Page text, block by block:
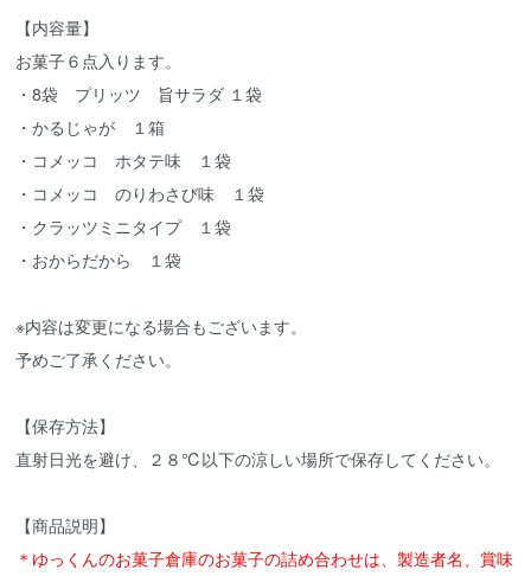
【内容量】
お菓子６点入ります。
・8袋 プリッツ 旨サラダ １袋
・かるじゃが １箱
・コメッコ ホタテ味 １袋
・コメッコ のりわさび味 １袋
・クラッツミニタイプ １袋
・おからだから １袋
※内容は変更になる場合もございます。
予めご了承ください。
【保存方法】
直射日光を避け、２８℃以下の涼しい場所で保存してください。
【商品説明】
＊ゆっくんのお菓子倉庫のお菓子の詰め合わせは、製造者名、賞味